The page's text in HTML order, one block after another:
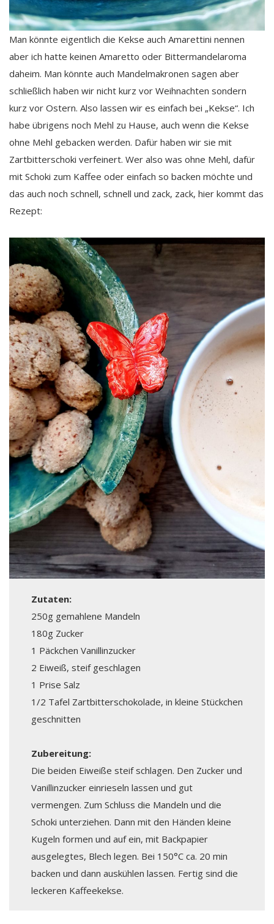
Man könnte eigentlich die Kekse auch Amarettini nennen
aber ich hatte keinen Amaretto oder Bittermandelaroma
daheim. Man könnte auch Mandelmakronen sagen aber
schließlich haben wir nicht kurz vor Weihnachten sondern
kurz vor Ostern. Also lassen wir es einfach bei „Kekse“. Ich
habe übrigens noch Mehl zu Hause, auch wenn die Kekse
ohne Mehl gebacken werden. Dafür haben wir sie mit
Zartbitterschoki verfeinert. Wer also was ohne Mehl, dafür
mit Schoki zum Kaffee oder einfach so backen möchte und
das auch noch schnell, schnell und zack, zack, hier kommt das
Rezept:
Zutaten:
250g gemahlene Mandeln
180g Zucker
1 Päckchen Vanillinzucker
2 Eiweiß, steif geschlagen
1 Prise Salz
1/2 Tafel Zartbitterschokolade, in kleine Stückchen
geschnitten
Zubereitung:
Die beiden Eiweiße steif schlagen. Den Zucker und
Vanillinzucker einrieseln lassen und gut
vermengen. Zum Schluss die Mandeln und die
Schoki unterziehen. Dann mit den Händen kleine
Kugeln formen und auf ein, mit Backpapier
ausgelegtes, Blech legen. Bei 150°C ca. 20 min
backen und dann auskühlen lassen. Fertig sind die
leckeren Kaffeekekse.